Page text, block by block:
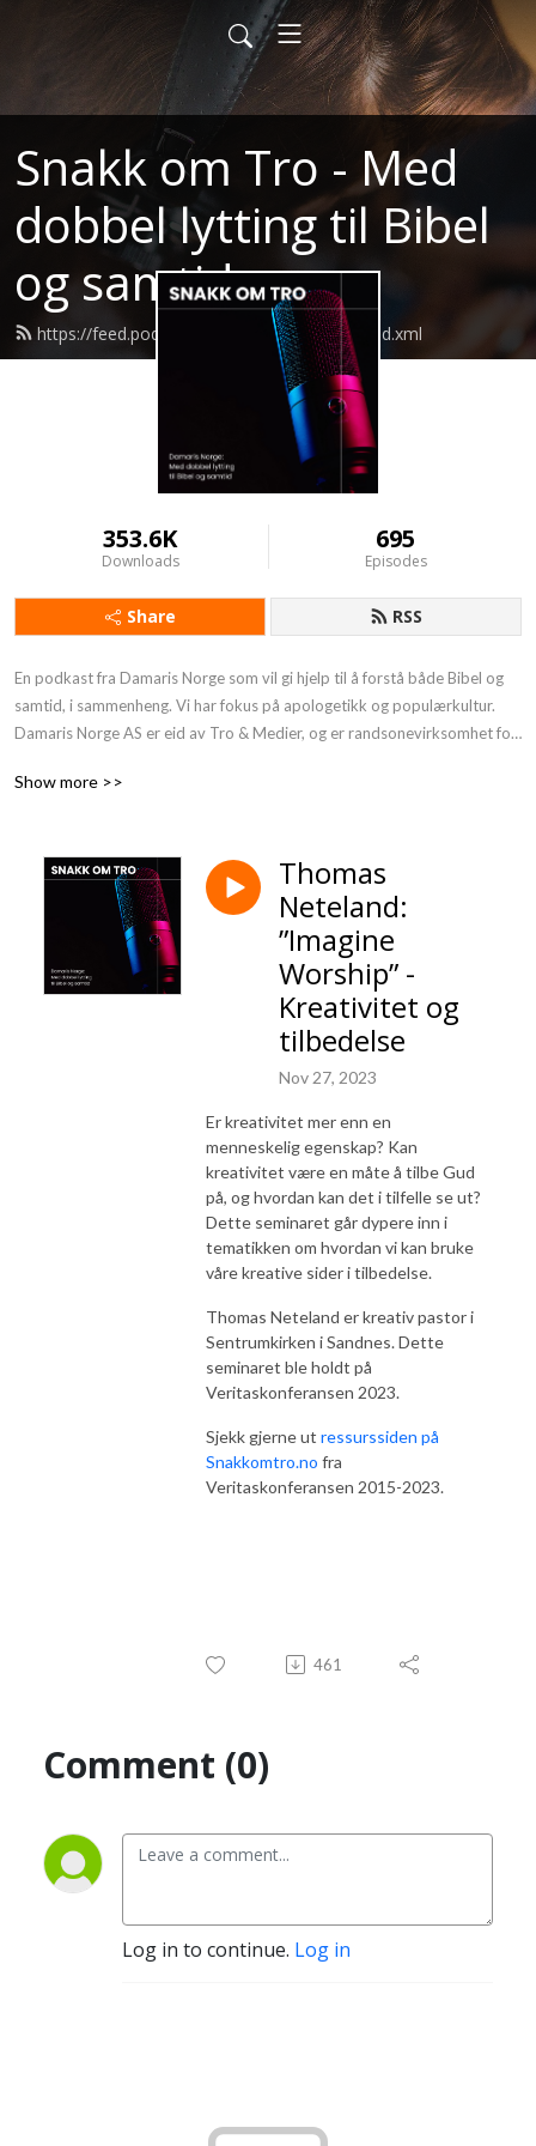
Snakk om Tro - Med
dobbel lytting til Bibel
og samtid
https://feed.podbean.com/damarisnorge/feed.xml
353.6K
Downloads
695
Episodes
Share RSS
En podkast fra Damaris Norge som vil gi hjelp til å forstå både Bibel og
samtid, i sammenheng. Vi har fokus på apologetikk og populærkultur.
Damaris Norge AS er eid av Tro & Medier, og er randsonevirksomhet for
livssyn.
Show more >>
Thomas
Neteland:
”Imagine
Worship” -
Kreativitet og
tilbedelse
Nov 27, 2023
Er kreativitet mer enn en
menneskelig egenskap? Kan
kreativitet være en måte å tilbe Gud
på, og hvordan kan det i tilfelle se ut?
Dette seminaret går dypere inn i
tematikken om hvordan vi kan bruke
våre kreative sider i tilbedelse.
Thomas Neteland er kreativ pastor i
Sentrumkirken i Sandnes. Dette
seminaret ble holdt på
Veritaskonferansen 2023.
Sjekk gjerne ut ressurssiden på
Snakkomtro.no fra
Veritaskonferansen 2015-2023.
461
Comment (0)
Log in to continue. Log in